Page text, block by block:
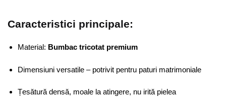
Caracteristici principale:
Material: Bumbac tricotat premium
Dimensiuni versatile – potrivit pentru paturi matrimoniale
Țesătură densă, moale la atingere, nu irită pielea